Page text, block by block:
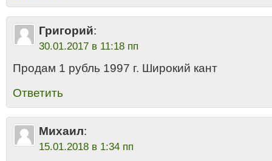
Григорий:
30.01.2017 в 11:18 пп
Продам 1 рубль 1997 г. Широкий кант
Ответить
Михаил:
15.01.2018 в 1:34 пп